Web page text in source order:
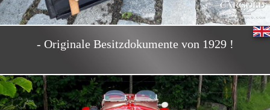
- Originale Besitzdokumente von 1929 !